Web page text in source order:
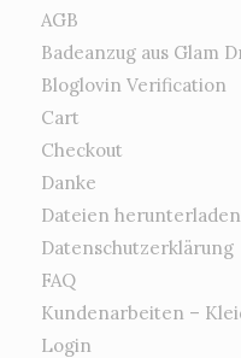
AGB
Badeanzug aus Glam
Bloglovin Verification
Cart
Checkout
Danke
Dateien herunterladen
Datenschutzerklärung
FAQ
Kundenarbeiten –
Login